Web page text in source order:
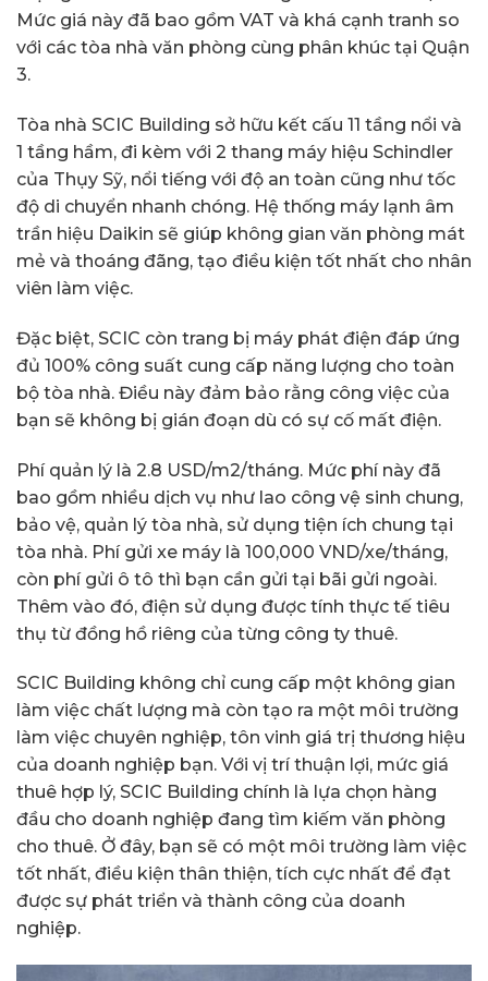
Mức giá này đã bao gồm VAT và khá cạnh tranh so
với các tòa nhà văn phòng cùng phân khúc tại Quận
3.
Tòa nhà SCIC Building sở hữu kết cấu 11 tầng nổi và
1 tầng hầm, đi kèm với 2 thang máy hiệu Schindler
của Thụy Sỹ, nổi tiếng với độ an toàn cũng như tốc
độ di chuyển nhanh chóng. Hệ thống máy lạnh âm
trần hiệu Daikin sẽ giúp không gian văn phòng mát
mẻ và thoáng đãng, tạo điều kiện tốt nhất cho nhân
viên làm việc.
Đặc biệt, SCIC còn trang bị máy phát điện đáp ứng
đủ 100% công suất cung cấp năng lượng cho toàn
bộ tòa nhà. Điều này đảm bảo rằng công việc của
bạn sẽ không bị gián đoạn dù có sự cố mất điện.
Phí quản lý là 2.8 USD/m2/tháng. Mức phí này đã
bao gồm nhiều dịch vụ như lao công vệ sinh chung,
bảo vệ, quản lý tòa nhà, sử dụng tiện ích chung tại
tòa nhà. Phí gửi xe máy là 100,000 VND/xe/tháng,
còn phí gửi ô tô thì bạn cần gửi tại bãi gửi ngoài.
Thêm vào đó, điện sử dụng được tính thực tế tiêu
thụ từ đồng hồ riêng của từng công ty thuê.
SCIC Building không chỉ cung cấp một không gian
làm việc chất lượng mà còn tạo ra một môi trường
làm việc chuyên nghiệp, tôn vinh giá trị thương hiệu
của doanh nghiệp bạn. Với vị trí thuận lợi, mức giá
thuê hợp lý, SCIC Building chính là lựa chọn hàng
đầu cho doanh nghiệp đang tìm kiếm văn phòng
cho thuê. Ở đây, bạn sẽ có một môi trường làm việc
tốt nhất, điều kiện thân thiện, tích cực nhất để đạt
được sự phát triển và thành công của doanh
nghiệp.